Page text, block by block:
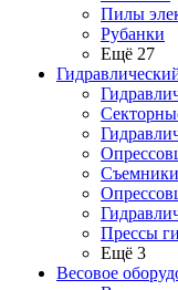
Пилы
Рубанки
Ещё 27
Съемники
Прессы
Ещё 3
Весовое